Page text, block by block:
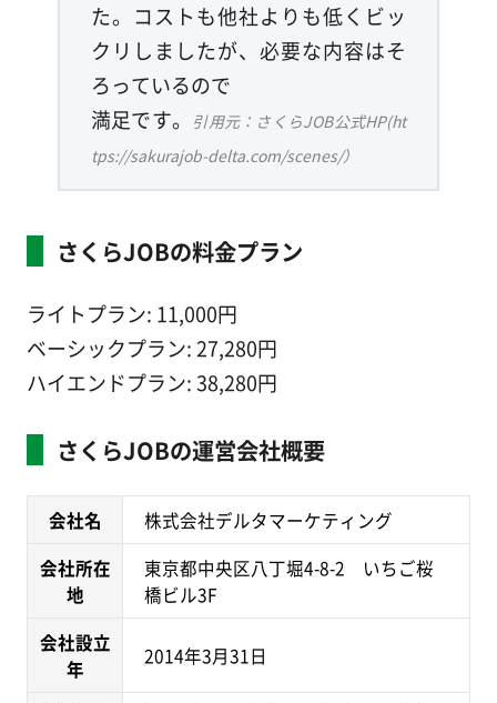
た。コストも他社よりも低くビッ
クリしましたが、必要な内容はそ
ろっているので
満足です。
引用元：さくらJOB公式HP(ht
tps://sakurajob-delta.com/scenes/）
さくらJOBの料金プラン
ライトプラン: 11,000円
ベーシックプラン: 27,280円
ハイエンドプラン: 38,280円
さくらJOBの運営会社概要
会社名
株式会社デルタマーケティング
会社所在
地
東京都中央区八丁堀4-8-2 いちご桜
橋ビル3F
会社設立
年
2014年3月31日